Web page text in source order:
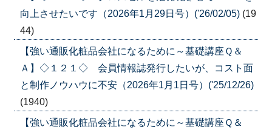
向上させたいです（2026年1月29日号）('26/02/05) (19
44)
【強い通販化粧品会社になるために～基礎講座Ｑ＆
Ａ】◇１２１◇ 会員情報誌発行したいが、コスト面
と制作ノウハウに不安（2026年1月1日号）('25/12/26)
(1940)
【強い通販化粧品会社になるために～基礎講座Ｑ＆